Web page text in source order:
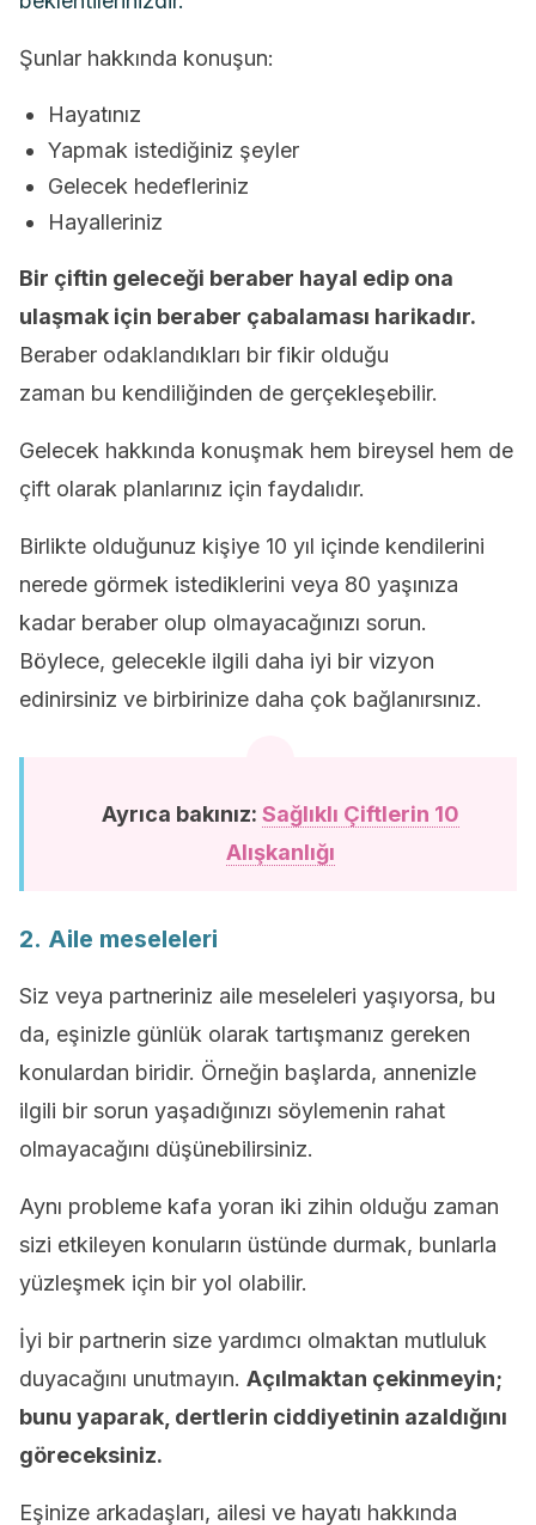
Şunlar hakkında konuşun:
Hayatınız
Yapmak istediğiniz şeyler
Gelecek hedefleriniz
Hayalleriniz
Bir çiftin geleceği beraber hayal edip ona
ulaşmak için beraber çabalaması harikadır.
Beraber odaklandıkları bir fikir olduğu
zaman bu kendiliğinden de gerçekleşebilir.
Gelecek hakkında konuşmak hem bireysel hem de
çift olarak planlarınız için faydalıdır.
Birlikte olduğunuz kişiye 10 yıl içinde kendilerini
nerede görmek istediklerini veya 80 yaşınıza
kadar beraber olup olmayacağınızı sorun.
Böylece, gelecekle ilgili daha iyi bir vizyon
edinirsiniz ve birbirinize daha çok bağlanırsınız.
Ayrıca bakınız: Sağlıklı Çiftlerin 10
Alışkanlığı
2. Aile meseleleri
Siz veya partneriniz aile meseleleri yaşıyorsa, bu
da, eşinizle günlük olarak tartışmanız gereken
konulardan biridir. Örneğin başlarda, annenizle
ilgili bir sorun yaşadığınızı söylemenin rahat
olmayacağını düşünebilirsiniz.
Aynı probleme kafa yoran iki zihin olduğu zaman
sizi etkileyen konuların üstünde durmak, bunlarla
yüzleşmek için bir yol olabilir.
İyi bir partnerin size yardımcı olmaktan mutluluk
duyacağını unutmayın. Açılmaktan çekinmeyin;
bunu yaparak, dertlerin ciddiyetinin azaldığını
göreceksiniz.
Eşinize arkadaşları, ailesi ve hayatı hakkında